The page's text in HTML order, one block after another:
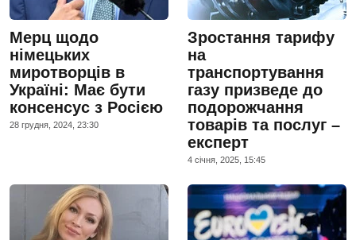
Мерц щодо
німецьких
миротворців в
Україні: Має бути
консенсус з Росією
28 грудня, 2024, 23:30
Зростання тарифу
на
транспортування
газу призведе до
подорожчання
товарів та послуг –
експерт
4 сiчня, 2025, 15:45